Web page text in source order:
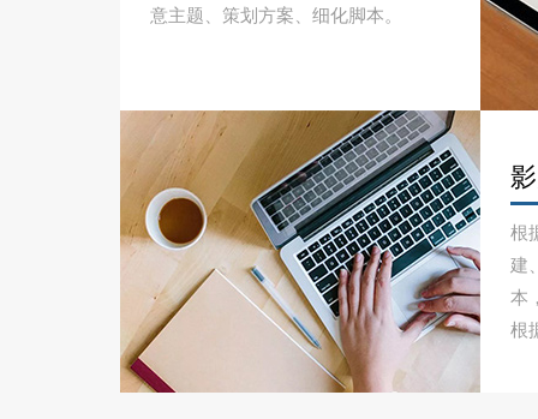
意主题、策划方案、细化脚本。
根
建
本
根